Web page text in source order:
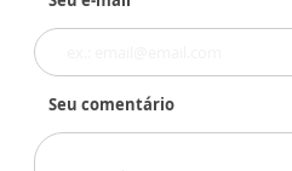
Seu comentário